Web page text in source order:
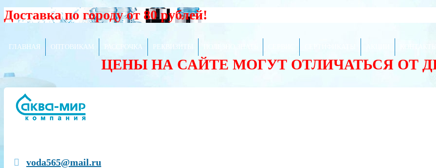
Доставка по городу от 80 рублей!
ГЛАВНАЯ ОПТОВИКАМ РАССРОЧКА РЕКВИЗИТЫ
ЦЕНЫ НА САЙТЕ МОГУТ ОТЛИЧАТЬСЯ ОТ
voda565@mail.ru